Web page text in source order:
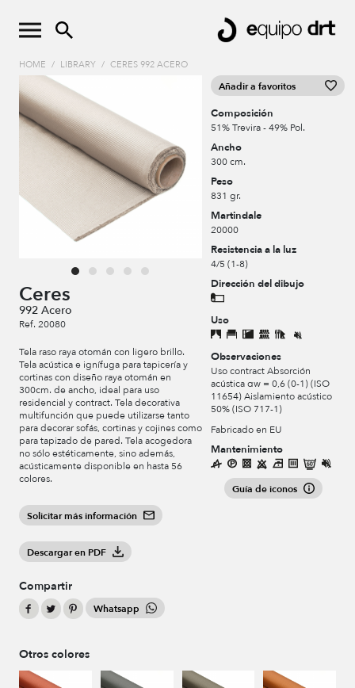
HOME / LIBRARY / CERES 992 ACERO
Ceres
992 Acero
Ref. 20080
Tela raso raya otomán con ligero brillo.
Tela acústica e ignífuga para tapicería y
cortinas con diseño raya otomán en
300cm. de ancho, ideal para uso
residencial y contract. Tela decorativa
multifunción que puede utilizarse tanto
para decorar sofás, cortinas y cojines como
para tapizado de pared. Tela acogedora
no sólo estéticamente, sino además,
acústicamente disponible en hasta 56
colores.
Solicitar más información
Descargar en PDF
Compartir
Whatsapp
Añadir a favoritos
Composición
51% Trevira - 49% Pol.
Ancho
300 cm.
Peso
831 gr.
Martindale
20000
Resistencia a la luz
4/5 (1-8)
Dirección del dibujo
Uso
Observaciones
Uso contract Absorción
acústica αw = 0,6 (0-1) (ISO
11654) Aislamiento acústico
50% (ISO 717-1)
Fabricado en EU
Mantenimiento
Guía de iconos
Otros colores